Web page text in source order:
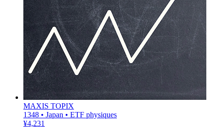
MAXIS TOPIX
1348 • Japan • ETF physiques
¥4,231